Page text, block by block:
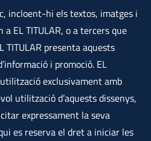
incloent-hi els textos, imatges i
EL TITULAR, o a tercers que
presenta aquests
i promoció. EL
exclusivament amb
utilització d’aquests dissenys,
expressament la seva
es reserva el dret a iniciar les